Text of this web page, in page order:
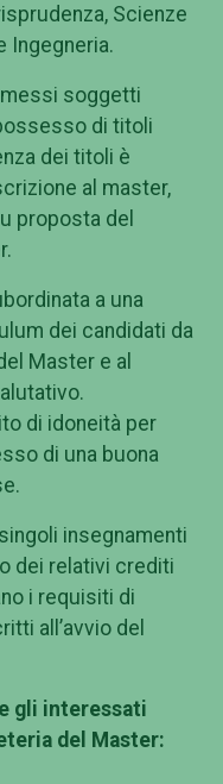
Scienze
Ingegneria.
soggetti
di titoli
dei titoli è
al master,
proposta del
a una
dei candidati da
Master e al
di idoneità per
di una buona
insegnamenti
dei relativi crediti
i requisiti di
all’avvio del
gli interessati
del Master: